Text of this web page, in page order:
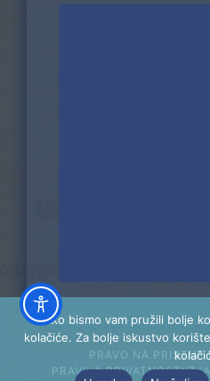
PRAVO NA
PRAVILA PRIVATNOSTI
Kako bismo vam pružili bolje
kolačiće. Za bolje iskustvo